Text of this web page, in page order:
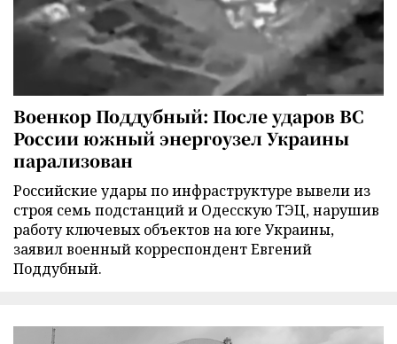
Военкор Поддубный: После ударов ВС
России южный энергоузел Украины
парализован
Российские удары по инфраструктуре вывели из
строя семь подстанций и Одесскую ТЭЦ, нарушив
работу ключевых объектов на юге Украины,
заявил военный корреспондент Евгений
Поддубный.